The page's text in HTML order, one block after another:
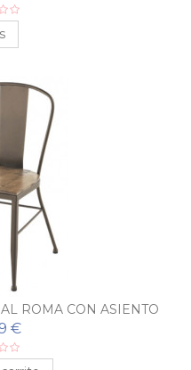
ROMA CON ASIENTO
€